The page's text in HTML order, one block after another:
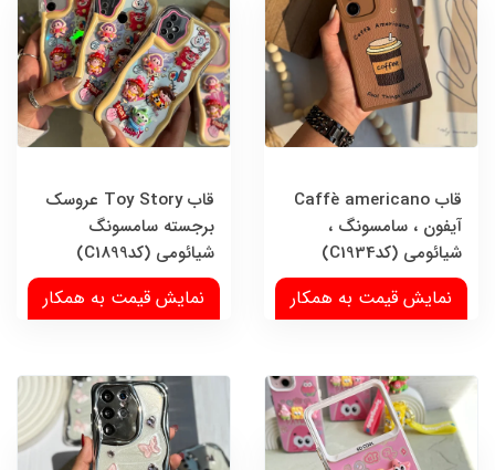
قاب Caffè americano
آیفون ، سامسونگ ،
شیائومی (کدC1934)
نمایش قیمت به همکار
قاب Toy Story عروسک
برجسته سامسونگ
شیائومی (کدC1899)
نمایش قیمت به همکار